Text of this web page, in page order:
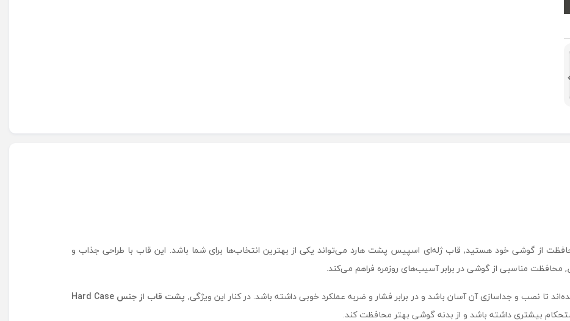
از گوشی خود هستید, قاب ژله‌ای اسپیس پشت هارد می‌تواند یکی از بهترین انتخاب‌ها برای شما باشد. این قاب با طراحی جذاب و
مناسبی از گوشی در برابر آسیب‌های روزمره فراهم می‌کند.
پشت قاب از جنس Hard Case
بیشتری داشته باشد و از بدنه گوشی بهتر محافظت کند.